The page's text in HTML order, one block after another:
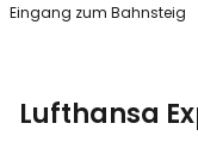
Eingang zum Bahnsteig
Lufthansa